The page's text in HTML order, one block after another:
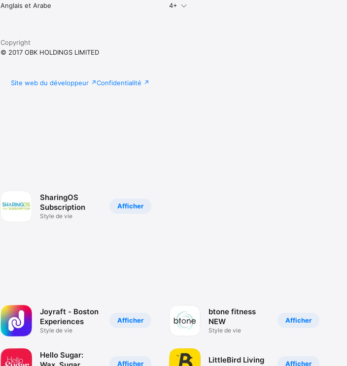
Anglais et Arabe
4+
Copyright
© 2017 OBK HOLDINGS LIMITED
Site web du développeur Confidentialité
Afficher
SharingOS
Subscription
Style de vie
Afficher
Joyraft - Boston
Experiences
Style de vie
Afficher
Hello Sugar:
Afficher
btone fitness
NEW
Style de vie
Afficher
LittleBird Living